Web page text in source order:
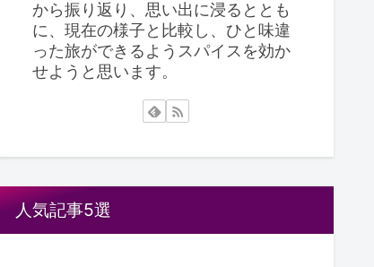
から振り返り、思い出に浸るととも
に、現在の様子と比較し、ひと味違
った旅ができるようスパイスを効か
せようと思います。
人気記事5選